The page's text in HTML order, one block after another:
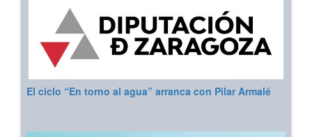
El ciclo “En torno al agua” arranca con Pilar Armalé